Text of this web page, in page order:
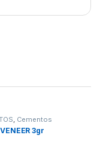
Cementos
3gr